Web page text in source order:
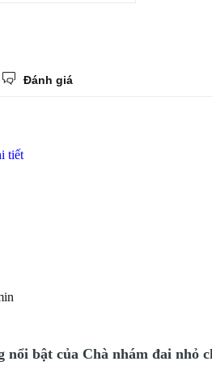
Đánh giá
tiết
nổi bật của Chà nhám đai nhỏ